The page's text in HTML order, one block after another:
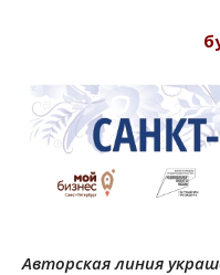
Авторская линия